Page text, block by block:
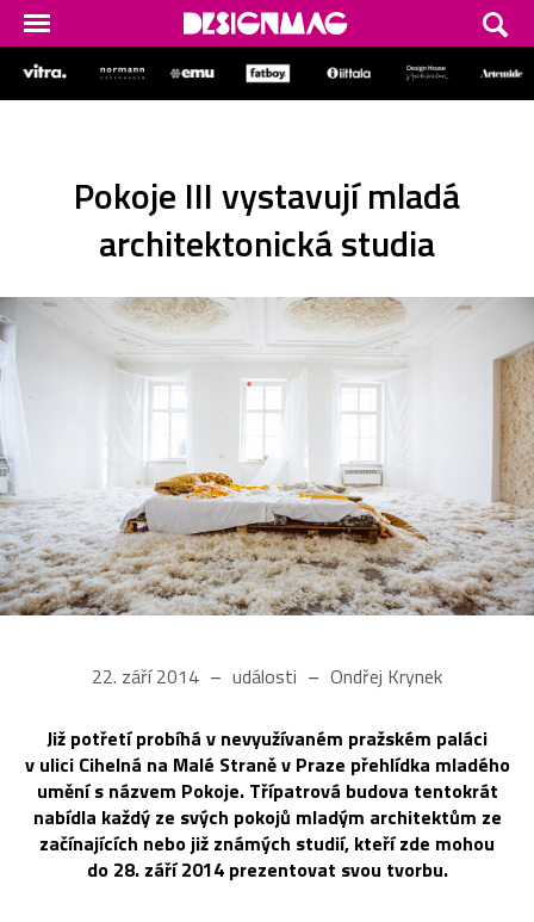
Pokoje III vystavují mladá
architektonická studia
22. září 2014 události Ondřej Krynek
Již potřetí probíhá v nevyužívaném pražském paláci
v ulici Cihelná na Malé Straně v Praze přehlídka mladého
umění s názvem Pokoje. Třípatrová budova tentokrát
nabídla každý ze svých pokojů mladým architektům ze
začínajících nebo již známých studií, kteří zde mohou
do 28. září 2014 prezentovat svou tvorbu.